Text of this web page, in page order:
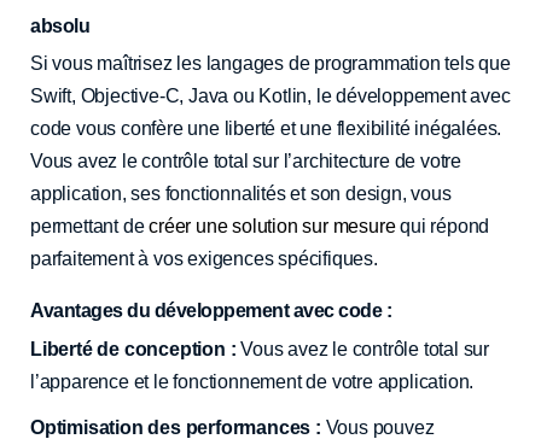
absolu
Si vous maîtrisez les langages de programmation tels que
Swift, Objective-C, Java ou Kotlin, le développement avec
code vous confère une liberté et une flexibilité inégalées.
Vous avez le contrôle total sur l’architecture de votre
application, ses fonctionnalités et son design, vous
permettant decréer une solution sur mesurequi répond
parfaitement à vos exigences spécifiques.
Avantages du développement avec code :
Liberté de conception : Vous avez le contrôle total sur
l’apparence et le fonctionnement de votre application.
Optimisation des performances : Vous pouvez